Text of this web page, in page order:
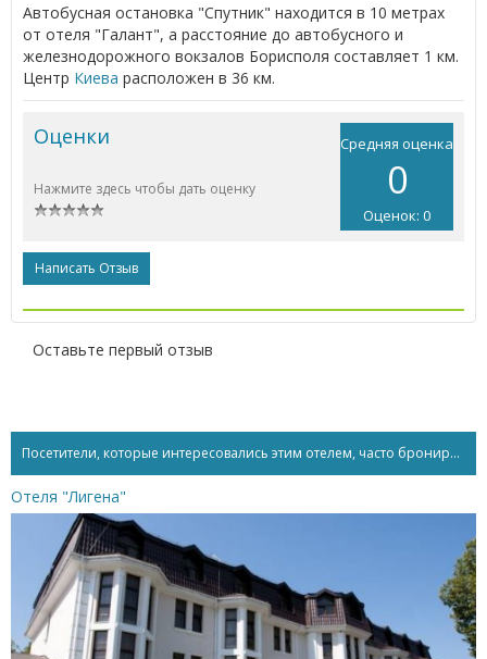
Автобусная остановка "Спутник" находится в 10 метрах
от отеля "Галант", а расстояние до автобусного и
железнодорожного вокзалов Борисполя составляет 1 км.
Центр Киева расположен в 36 км.
Средняя оценка
0
Оценок: 0
Оценки
Нажмите здесь чтобы дать оценку
Написать Отзыв
Оставьте первый отзыв
Посетители, которые интересовались этим отелем, часто бронируют...
Отеля "Лигена"